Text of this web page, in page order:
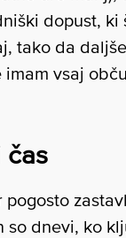
dopust, ki
tako da
vsaj
čas
so dnevi, ko